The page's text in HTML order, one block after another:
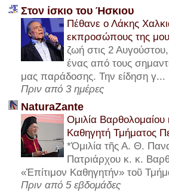
Στον ίσκιο του Ήσκιου
Πέθανε ο Λάκης
εκπροσώπους της
ζωή στις 2
ένας από τους
μας παράδοσης. Την είδηση γ...
Πριν από 3 ημέρες
NaturaZante
Ομιλία
Καθηγητή Τμήματος
*Ὁμιλία τῆς Α. Θ.
Πατριάρχου κ. κ.
«Ἐπίτιμον Καθηγητήν» τοῦ
Πριν από 5 εβδομάδες